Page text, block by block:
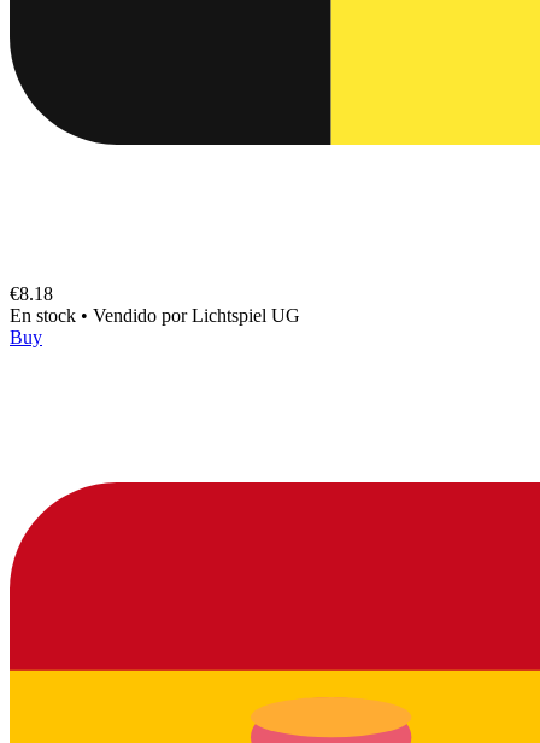
€8.18
En stock • Vendido porLichtspiel UG
Buy